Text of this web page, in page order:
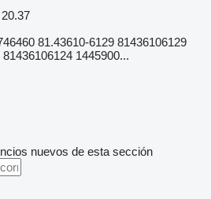
81.43610-6129 81436106129
1445900...
nuevos de esta sección